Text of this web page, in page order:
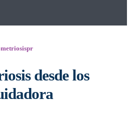
desde los